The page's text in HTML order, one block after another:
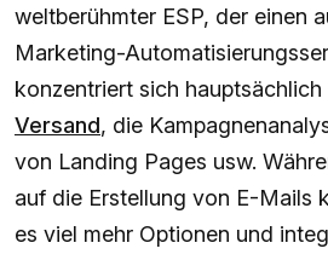
weltberühmter ESP, der einen
Marketing-
konzentriert sich hauptsächlich
Versand, die
von Landing Pages usw.
auf die Erstellung von E-Mails
es viel mehr Optionen und